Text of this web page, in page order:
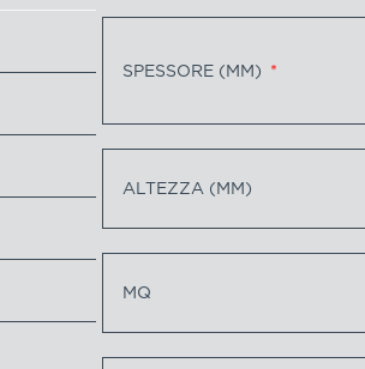
SPESSORE (MM)
ALTEZZA (MM)
MQ